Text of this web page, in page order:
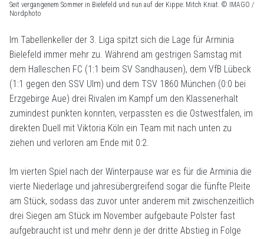
Seit vergangenem Sommer in Bielefeld und nun auf der Kippe: Mitch Kniat. © IMAGO /
Nordphoto
Im Tabellenkeller der 3. Liga spitzt sich die Lage für Arminia
Bielefeld immer mehr zu. Während am gestrigen Samstag mit
dem Halleschen FC (1:1 beim SV Sandhausen), dem VfB Lübeck
(1:1 gegen den SSV Ulm) und dem TSV 1860 München (0:0 bei
Erzgebirge Aue) drei Rivalen im Kampf um den Klassenerhalt
zumindest punkten konnten, verpassten es die Ostwestfalen, im
direkten Duell mit Viktoria Köln ein Team mit nach unten zu
ziehen und verloren am Ende mit 0:2.
Im vierten Spiel nach der Winterpause war es für die Arminia die
vierte Niederlage und jahresübergreifend sogar die fünfte Pleite
am Stück, sodass das zuvor unter anderem mit zwischenzeitlich
drei Siegen am Stück im November aufgebaute Polster fast
aufgebraucht ist und mehr denn je der dritte Abstieg in Folge